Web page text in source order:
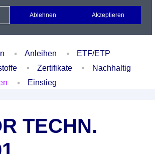
Watchlist Portfolio Login
Anleihen
ETF/ETP
Zertifikate
Nachhaltig
Einstieg
TECHN.
Ablehnen Akzeptieren